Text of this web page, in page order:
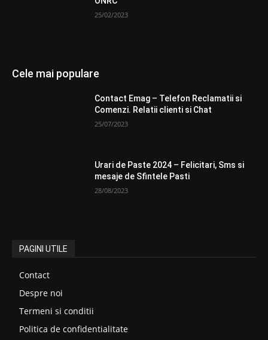
25/02/2023
Cele mai populare
Contact Emag – Telefon Reclamatii si
Comenzi. Relatii clienti si Chat
25/07/2023
Urari de Paste 2024 – Felicitari, Sms si
mesaje de Sfintele Pasti
28/08/2023
PAGINI UTILE
Contact
Despre noi
Termeni si conditii
Politica de confidentialitate